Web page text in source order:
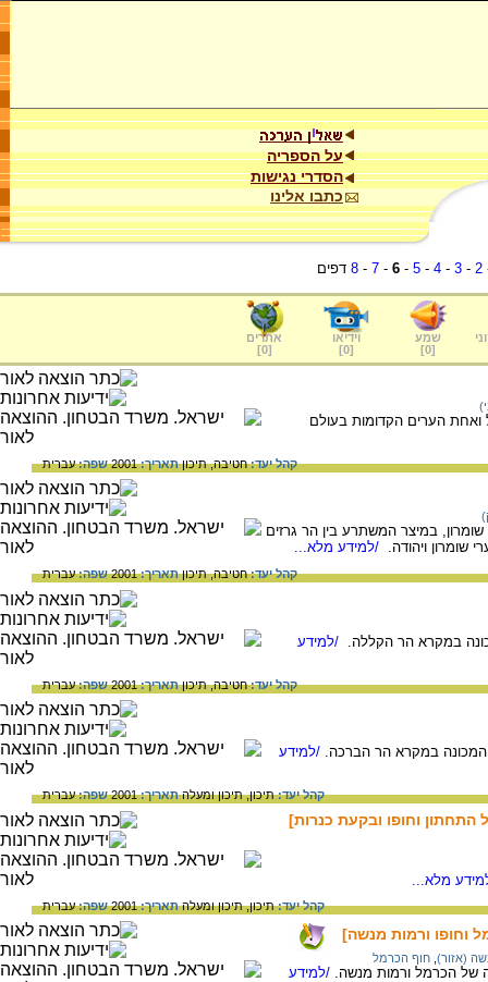
על הספריה
הסדרי נגישות
כתבו אלינו
2
-
3
-
4
-
5
-
6
-
7
-
8 דפים
שמע
[
0
]
וידיאו
[
0
]
אתרים
[
0
]
ואחת הערים הקדומות בעולם
קהל יעד:חטיבה,תיכוןתאריך:2001 שפה:עברית
במיצר המשתרע בין הר גרזים
שומרון ויהודה. /למידע מלא...
קהל יעד:חטיבה,תיכוןתאריך:2001 שפה:עברית
במקרא הר הקללה. /למידע
קהל יעד:חטיבה,תיכוןתאריך:2001 שפה:עברית
במקרא הר הברכה. /למידע
קהל יעד:תיכון,תיכון ומעלהתאריך:2001 שפה:עברית
התחתון וחופו ובקעת כנרות]
מלא...
קהל יעד:תיכון,תיכון ומעלהתאריך:2001 שפה:עברית
וחופו ורמות מנשה]
(אזור) חוף הכרמל
של הכרמל ורמות מנשה. /למידע